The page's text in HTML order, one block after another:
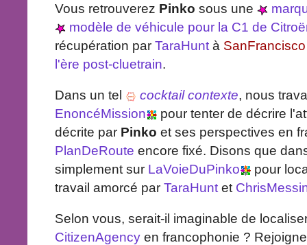
Vous retrouverez Pinko sous une
modèle de véhicule pour la C1 de
récupération par TaraHunt à SanFrancisco
l'ère post-cluetrain.
Dans un tel cocktail contexte, nous
EnoncéMission
pour tenter de décrire
décrite par Pinko et ses perspectives en
PlanDeRoute encore fixé. Disons que
simplement sur LaVoieDuPinko
pour
travail amorcé par TaraHunt et
Selon vous, serait-il imaginable de
CitizenAgency en francophonie ?